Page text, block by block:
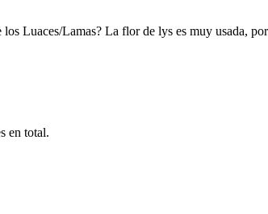
Luaces/Lamas? La flor de lys es muy usada,
en total.